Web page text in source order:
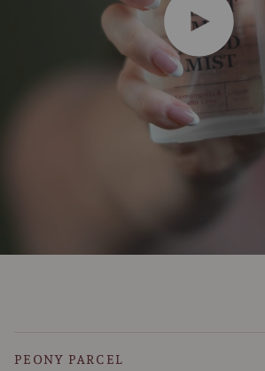
Play video
PEONY PARCEL